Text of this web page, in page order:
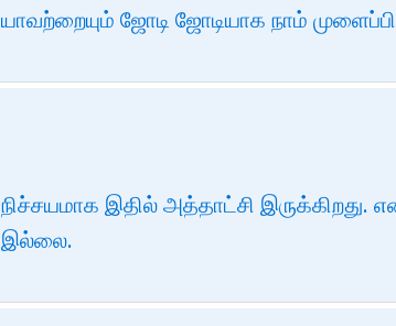
யாவற்றையும் ஜோடி ஜோடியாக நாம்
நிச்சயமாக இதில் அத்தாட்சி இருக்கிறது.
இல்லை.